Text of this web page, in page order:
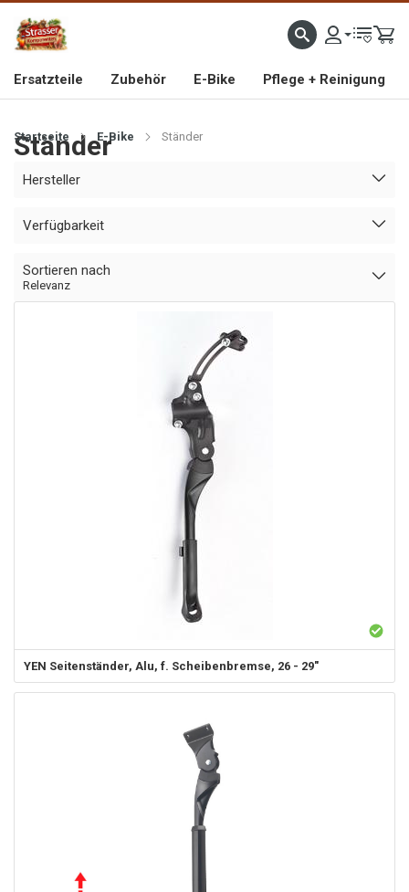
IMPORTEUR VON HOCHWERTIGEN FAHRRAD- UND MOFAERSATZTEILEN SEIT 1993
Ersatzteile Zubehör E-Bike Pflege + Reinigung
Startseite E-Bike Ständer
Ständer
Hersteller
Verfügbarkeit
Sortieren nach
Relevanz
YEN Seitenständer, Alu, f. Scheibenbremse, 26 - 29"